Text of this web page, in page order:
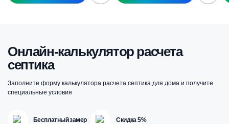
Онлайн-калькулятор расчета
септика
Заполните форму калькулятора расчета септика для дома и получите
специальные условия
Бесплатный замер Скидка 5%